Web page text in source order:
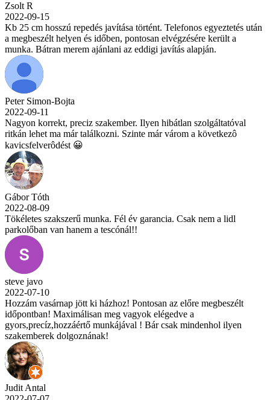
Zsolt R
2022-09-15
Kb 25 cm hosszú repedés javítása történt. Telefonos egyeztetés után
a megbeszélt helyen és időben, pontosan elvégzésére került a
munka. Bátran merem ajánlani az eddigi javítás alapján.
Peter Simon-Bojta
2022-09-11
Nagyon korrekt, preciz szakember. Ilyen hibátlan szolgáltatóval
ritkán lehet ma már találkozni. Szinte már várom a következô
kavicsfelverôdést 😀
Gábor Tóth
2022-08-09
Tökéletes szakszerű munka. Fél év garancia. Csak nem a lidl
parkolőban van hanem a tescónál!!
steve javo
2022-07-10
Hozzám vasárnap jött ki házhoz! Pontosan az előre megbeszélt
időpontban! Maximálisan meg vagyok elégedve a
gyors,precíz,hozzáértő munkájával ! Bár csak mindenhol ilyen
szakemberek dolgoznának!
Judit Antal